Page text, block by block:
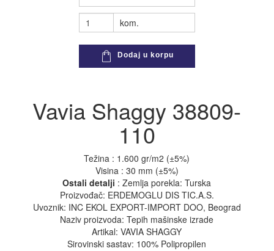
kom.
Dodaj u korpu
Vavia Shaggy 38809-
110
Težina : 1.600 gr/m2 (±5%)
Visina : 30 mm (±5%)
Ostali detalji : Zemlja porekla: Turska
Proizvođač: ERDEMOGLU DIS TIC.A.S.
Uvoznik: INC EKOL EXPORT-IMPORT DOO, Beograd
Naziv proizvoda: Tepih mašinske izrade
Artikal: VAVIA SHAGGY
Sirovinski sastav: 100% Polipropilen